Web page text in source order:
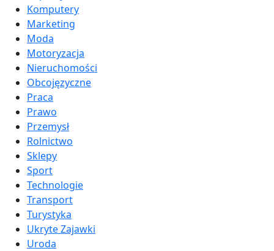
Komputery
Marketing
Moda
Motoryzacja
Nieruchomości
Obcojęzyczne
Praca
Prawo
Przemysł
Rolnictwo
Sklepy
Sport
Technologie
Transport
Turystyka
Ukryte Zajawki
Uroda